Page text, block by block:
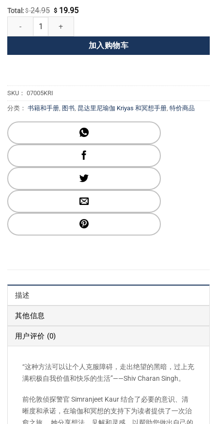
Total: $24.95 原
$19.95当
为：
在破碎的碎片中寻找和平 数量
加入购物车
SKU： 07005KRI
分类： 书籍和手册 图书 昆达里尼瑜伽 Kriyas 和冥想手册 特价商品
描述
其他信息
用户评价 (0)
“这种方法可以让个人克服障碍，走出绝望的黑暗，过上充
满积极自我价值和快乐的生活”——Shiv Charan Singh。
前伦敦侦探警官 Simranjeet Kaur 结合了必要的意识、清
晰度和承诺，在瑜伽和冥想的支持下为读者提供了一次治
愈之旅。 她分享想法、见解和灵感，以帮助您做出自己的